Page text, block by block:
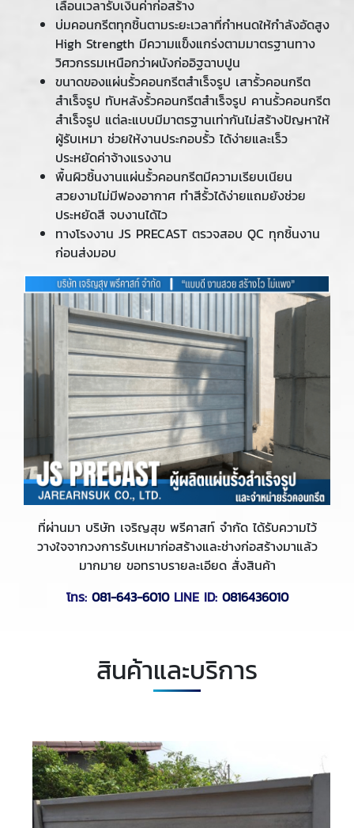
เลื่อนเวลารับเงินค่าก่อสร้าง
บ่มคอนกรีตทุกชิ้นตามระยะเวลาที่กำหนดให้กำลังอัดสูง
High Strength มีความแข็งแกร่งตามมาตรฐานทาง
วิศวกรรมเหนือกว่าผนังก่ออิฐฉาบปูน
ขนาดของแผ่นรั้วคอนกรีตสำเร็จรูป เสารั้วคอนกรีต
สำเร็จรูป ทับหลังรั้วคอนกรีตสำเร็จรูป คานรั้วคอนกรีต
สำเร็จรูป แต่ละแบบมีมาตรฐานเท่ากันไม่สร้างปัญหาให้
ผู้รับเหมา ช่วยให้งานประกอบรั้ว ได้ง่ายและเร็ว
ประหยัดค่าจ้างแรงงาน
พื้นผิวชิ้นงานแผ่นรั้วคอนกรีตมีความเรียบเนียน
สวยงามไม่มีฟองอากาศ ทำสีรั้วได้ง่ายแถมยังช่วย
ประหยัดสี จบงานได้ไว
ทางโรงงาน JS PRECAST ตรวจสอบ QC ทุกชิ้นงาน
ก่อนส่งมอบ
ที่ผ่านมา บริษัท เจริญสุข พรีคาสท์ จำกัด ได้รับความไว้
วางใจจากวงการรับเหมาก่อสร้างและช่างก่อสร้างมาแล้ว
มากมาย ขอทราบรายละเอียด สั่งสินค้า
โทร: 081-643-6010LINE ID: 0816436010
สินค้าและบริการ